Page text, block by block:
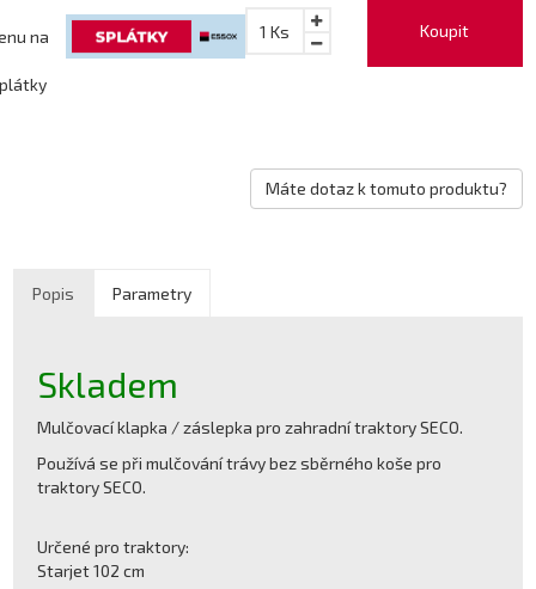
Koupit
1 Ks
na
Máte dotaz k tomuto produktu?
Popis Parametry
Skladem
Mulčovací klapka / záslepka pro zahradní traktory SECO.
Používá se při mulčování trávy bez sběrného koše pro
traktory SECO.
Určené pro traktory:
Starjet 102 cm